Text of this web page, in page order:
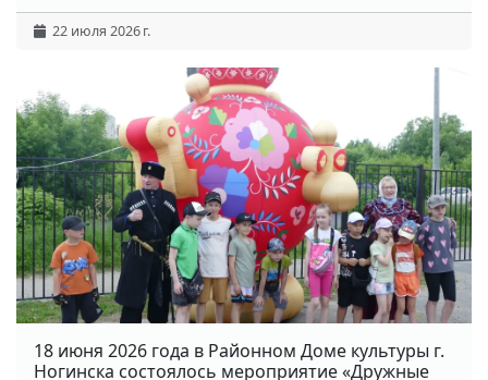
22 июля 2026 г.
18 июня 2026 года в Районном Доме культуры г.
Ногинска состоялось мероприятие «Дружные